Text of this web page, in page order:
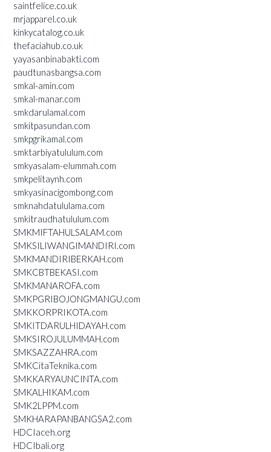
saintfelice.co.uk
mrjapparel.co.uk
kinkycatalog.co.uk
thefaciahub.co.uk
yayasanbinabakti.com
paudtunasbangsa.com
smkal-amin.com
smkal-manar.com
smkdarulamal.com
smkitpasundan.com
smkpgrikamal.com
smktarbiyatululum.com
smkyasalam-elummah.com
smkpelitaynh.com
smkyasinacigombong.com
smknahdatululama.com
smkitraudhatululum.com
SMKMIFTAHULSALAM.com
SMKSILIWANGIMANDIRI.com
SMKMANDIRIBERKAH.com
SMKCBTBEKASI.com
SMKMANAROFA.com
SMKPGRIBOJONGMANGU.com
SMKKORPRIKOTA.com
SMKITDARULHIDAYAH.com
SMKSIROJULUMMAH.com
SMKSAZZAHRA.com
SMKCitaTeknika.com
SMKKARYAUNCINTA.com
SMKALHIKAM.com
SMK2LPPM.com
SMKHARAPANBANGSA2.com
HDCIaceh.org
HDCIbali.org